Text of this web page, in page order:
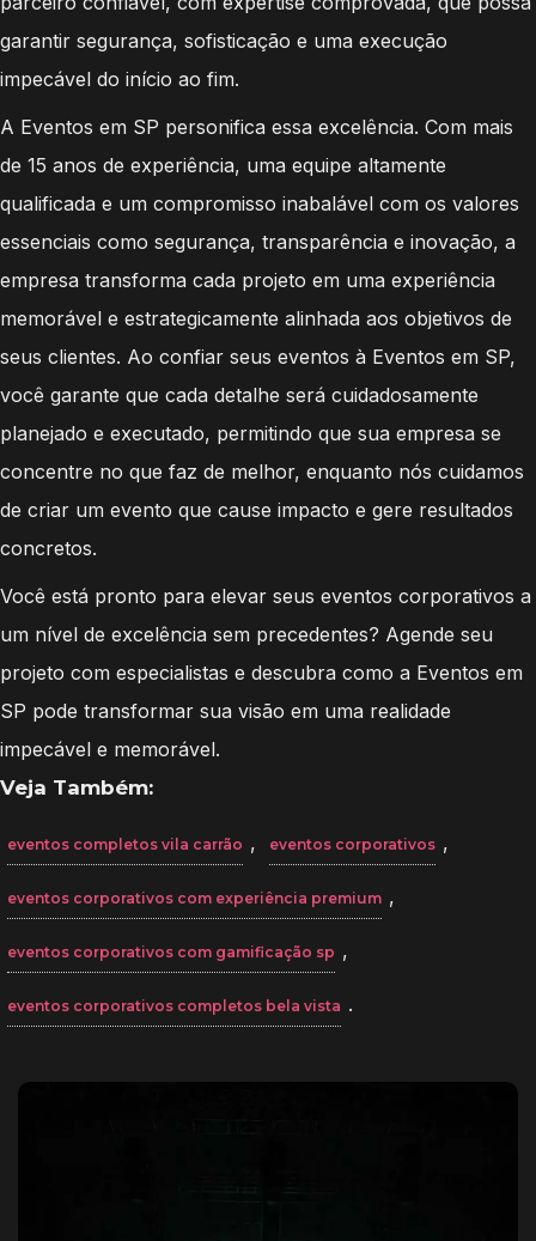
garantir segurança, sofisticação e uma execução
impecável do início ao fim.
A Eventos em SP personifica essa excelência. Com mais
de 15 anos de experiência, uma equipe altamente
qualificada e um compromisso inabalável com os valores
essenciais como segurança, transparência e inovação, a
empresa transforma cada projeto em uma experiência
memorável e estrategicamente alinhada aos objetivos de
seus clientes. Ao confiar seus eventos à Eventos em SP,
você garante que cada detalhe será cuidadosamente
planejado e executado, permitindo que sua empresa se
concentre no que faz de melhor, enquanto nós cuidamos
de criar um evento que cause impacto e gere resultados
concretos.
Você está pronto para elevar seus eventos corporativos a
um nível de excelência sem precedentes? Agende seu
projeto com especialistas e descubra como a Eventos em
SP pode transformar sua visão em uma realidade
impecável e memorável.
Veja Também:
eventos completos vila carrão , eventos corporativos ,
eventos corporativos com experiência premium ,
eventos corporativos com gamificação sp ,
eventos corporativos completos bela vista .